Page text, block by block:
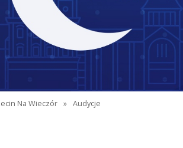
Na Wieczór » Audycje